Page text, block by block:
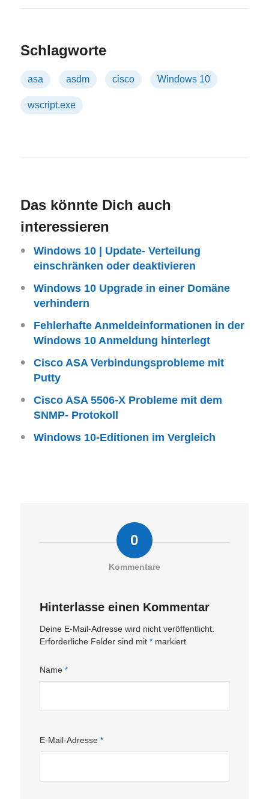
Schlagworte
asa asdm cisco Windows 10
wscript.exe
Das könnte Dich auch
interessieren
Windows 10 | Update- Verteilung
einschränken oder deaktivieren
Windows 10 Upgrade in einer Domäne
verhindern
Fehlerhafte Anmeldeinformationen in der
Windows 10 Anmeldung hinterlegt
Cisco ASA Verbindungsprobleme mit
Putty
Cisco ASA 5506-X Probleme mit dem
SNMP- Protokoll
Windows 10-Editionen im Vergleich
0
Kommentare
Hinterlasse einen Kommentar
Deine E-Mail-Adresse wird nicht veröffentlicht.
Erforderliche Felder sind mit *markiert
Name *
E-Mail-Adresse *